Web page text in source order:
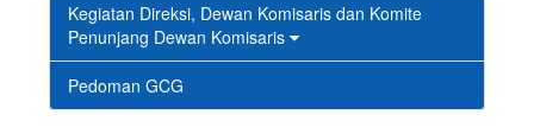
Kegiatan Direksi, Dewan Komisaris dan Komite
Penunjang Dewan Komisaris
Pedoman GCG